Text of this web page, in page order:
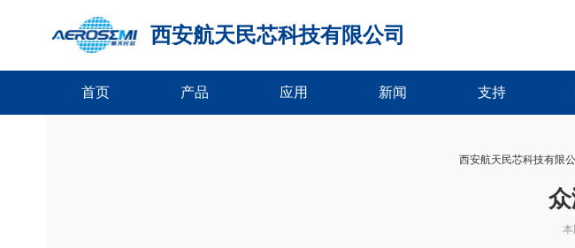
西安航天民芯科技有限公司
首页 产品 应用 新闻 支持
西安航天民芯科技有限
本